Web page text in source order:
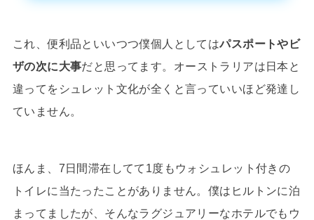
これ、便利品といいつつ僕個人としてはパスポートやビ
ザの次に大事だと思ってます。オーストラリアは日本と
違ってをシュレット文化が全くと言っていいほど発達し
ていません。
ほんま、7日間滞在してて1度もウォシュレット付きの
トイレに当たったことがありません。僕はヒルトンに泊
まってましたが、そんなラグジュアリーなホテルでもウ